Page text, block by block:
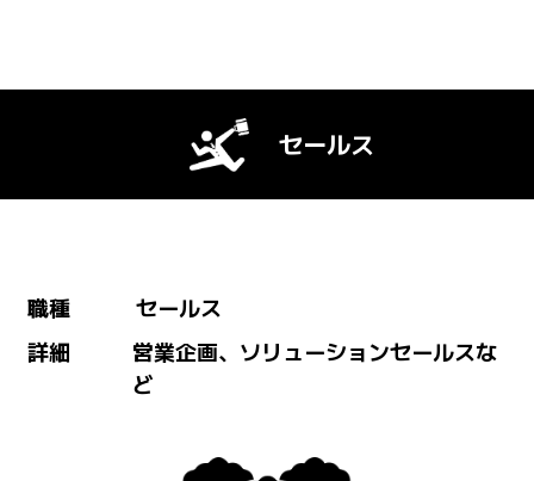
セールス
職種
セールス
詳細
営業企画、ソリューションセールスな
ど